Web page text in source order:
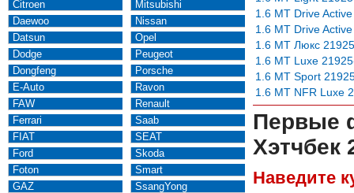
Citroen
Daewoo
Datsun
Dodge
Dongfeng
E-Auto
FAW
Ferrari
FIAT
Ford
Foton
GAZ
Mitsubishi
Nissan
Opel
Peugeot
Porsche
Ravon
Renault
Saab
SEAT
Skoda
Smart
SsangYong
1.6 MT Drive
1.6 MT Drive
1.6 MT Люкс
1.6 MT Luxe
1.6 MT Sport
1.6 MT NFR Luxe
Первые
Хэтчбек
Наведите